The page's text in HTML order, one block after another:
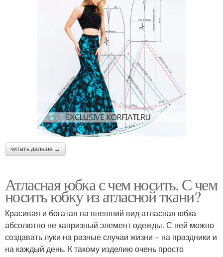
читать дальше →
Атласная юбка с чем носить. С чем
носить юбку из атласной ткани?
Красивая и богатая на внешний вид атласная юбка
абсолютно не капризный элемент одежды. С ней можно
создавать луки на разные случаи жизни – на праздники и
на каждый день. К такому изделию очень просто